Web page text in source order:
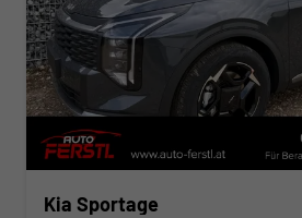
Kia Sportage